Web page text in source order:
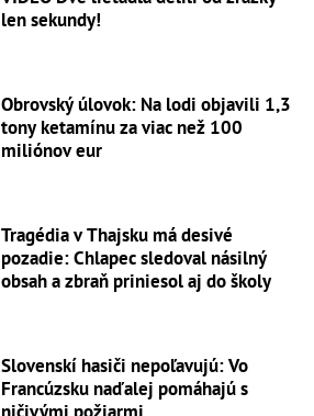
len sekundy!
Obrovský úlovok: Na lodi objavili 1,3
tony ketamínu za viac než 100
miliónov eur
Tragédia v Thajsku má desivé
pozadie: Chlapec sledoval násilný
obsah a zbraň priniesol aj do školy
Slovenskí hasiči nepoľavujú: Vo
Francúzsku naďalej pomáhajú s